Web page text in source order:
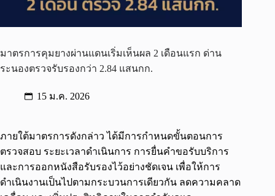
มาตรการคุมยางผ่านแดนเริ่มเห็นผล 2 เดือนแรก ด่าน
ระนองตรวจรับรองกว่า 2.84 แสนกก.
15 ม.ค. 2026
ภายใต้มาตรการดังกล่าว ได้มีการกำหนดขั้นตอนการ
ตรวจสอบ ระยะเวลาดำเนินการ การยื่นคำขอรับบริการ
และการออกหนังสือรับรองไว้อย่างชัดเจน เพื่อให้การ
ดำเนินงานเป็นไปตามกระบวนการเดียวกัน ลดความคลาด